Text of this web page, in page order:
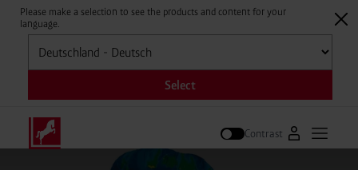
Please make a selection to see the products and content for your
language.
Selecteren
Select
Zoek op
Contrast Naar